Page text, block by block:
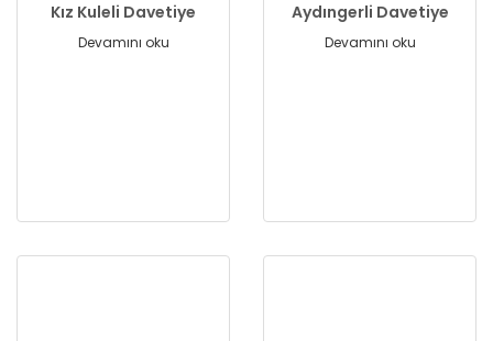
Kız Kuleli Davetiye
Devamını oku
Aydıngerli Davetiye
Devamını oku